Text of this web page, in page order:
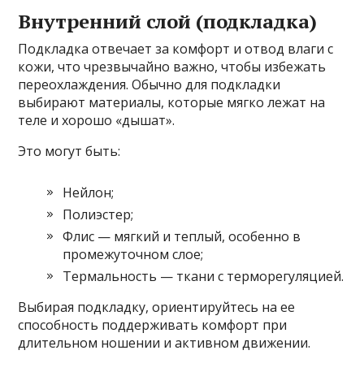
Внутренний слой (подкладка)
Подкладка отвечает за комфорт и отвод влаги с
кожи, что чрезвычайно важно, чтобы избежать
переохлаждения. Обычно для подкладки
выбирают материалы, которые мягко лежат на
теле и хорошо «дышат».
Это могут быть:
Нейлон;
Полиэстер;
Флис — мягкий и теплый, особенно в
промежуточном слое;
Термальность — ткани с терморегуляцией.
Выбирая подкладку, ориентируйтесь на ее
способность поддерживать комфорт при
длительном ношении и активном движении.